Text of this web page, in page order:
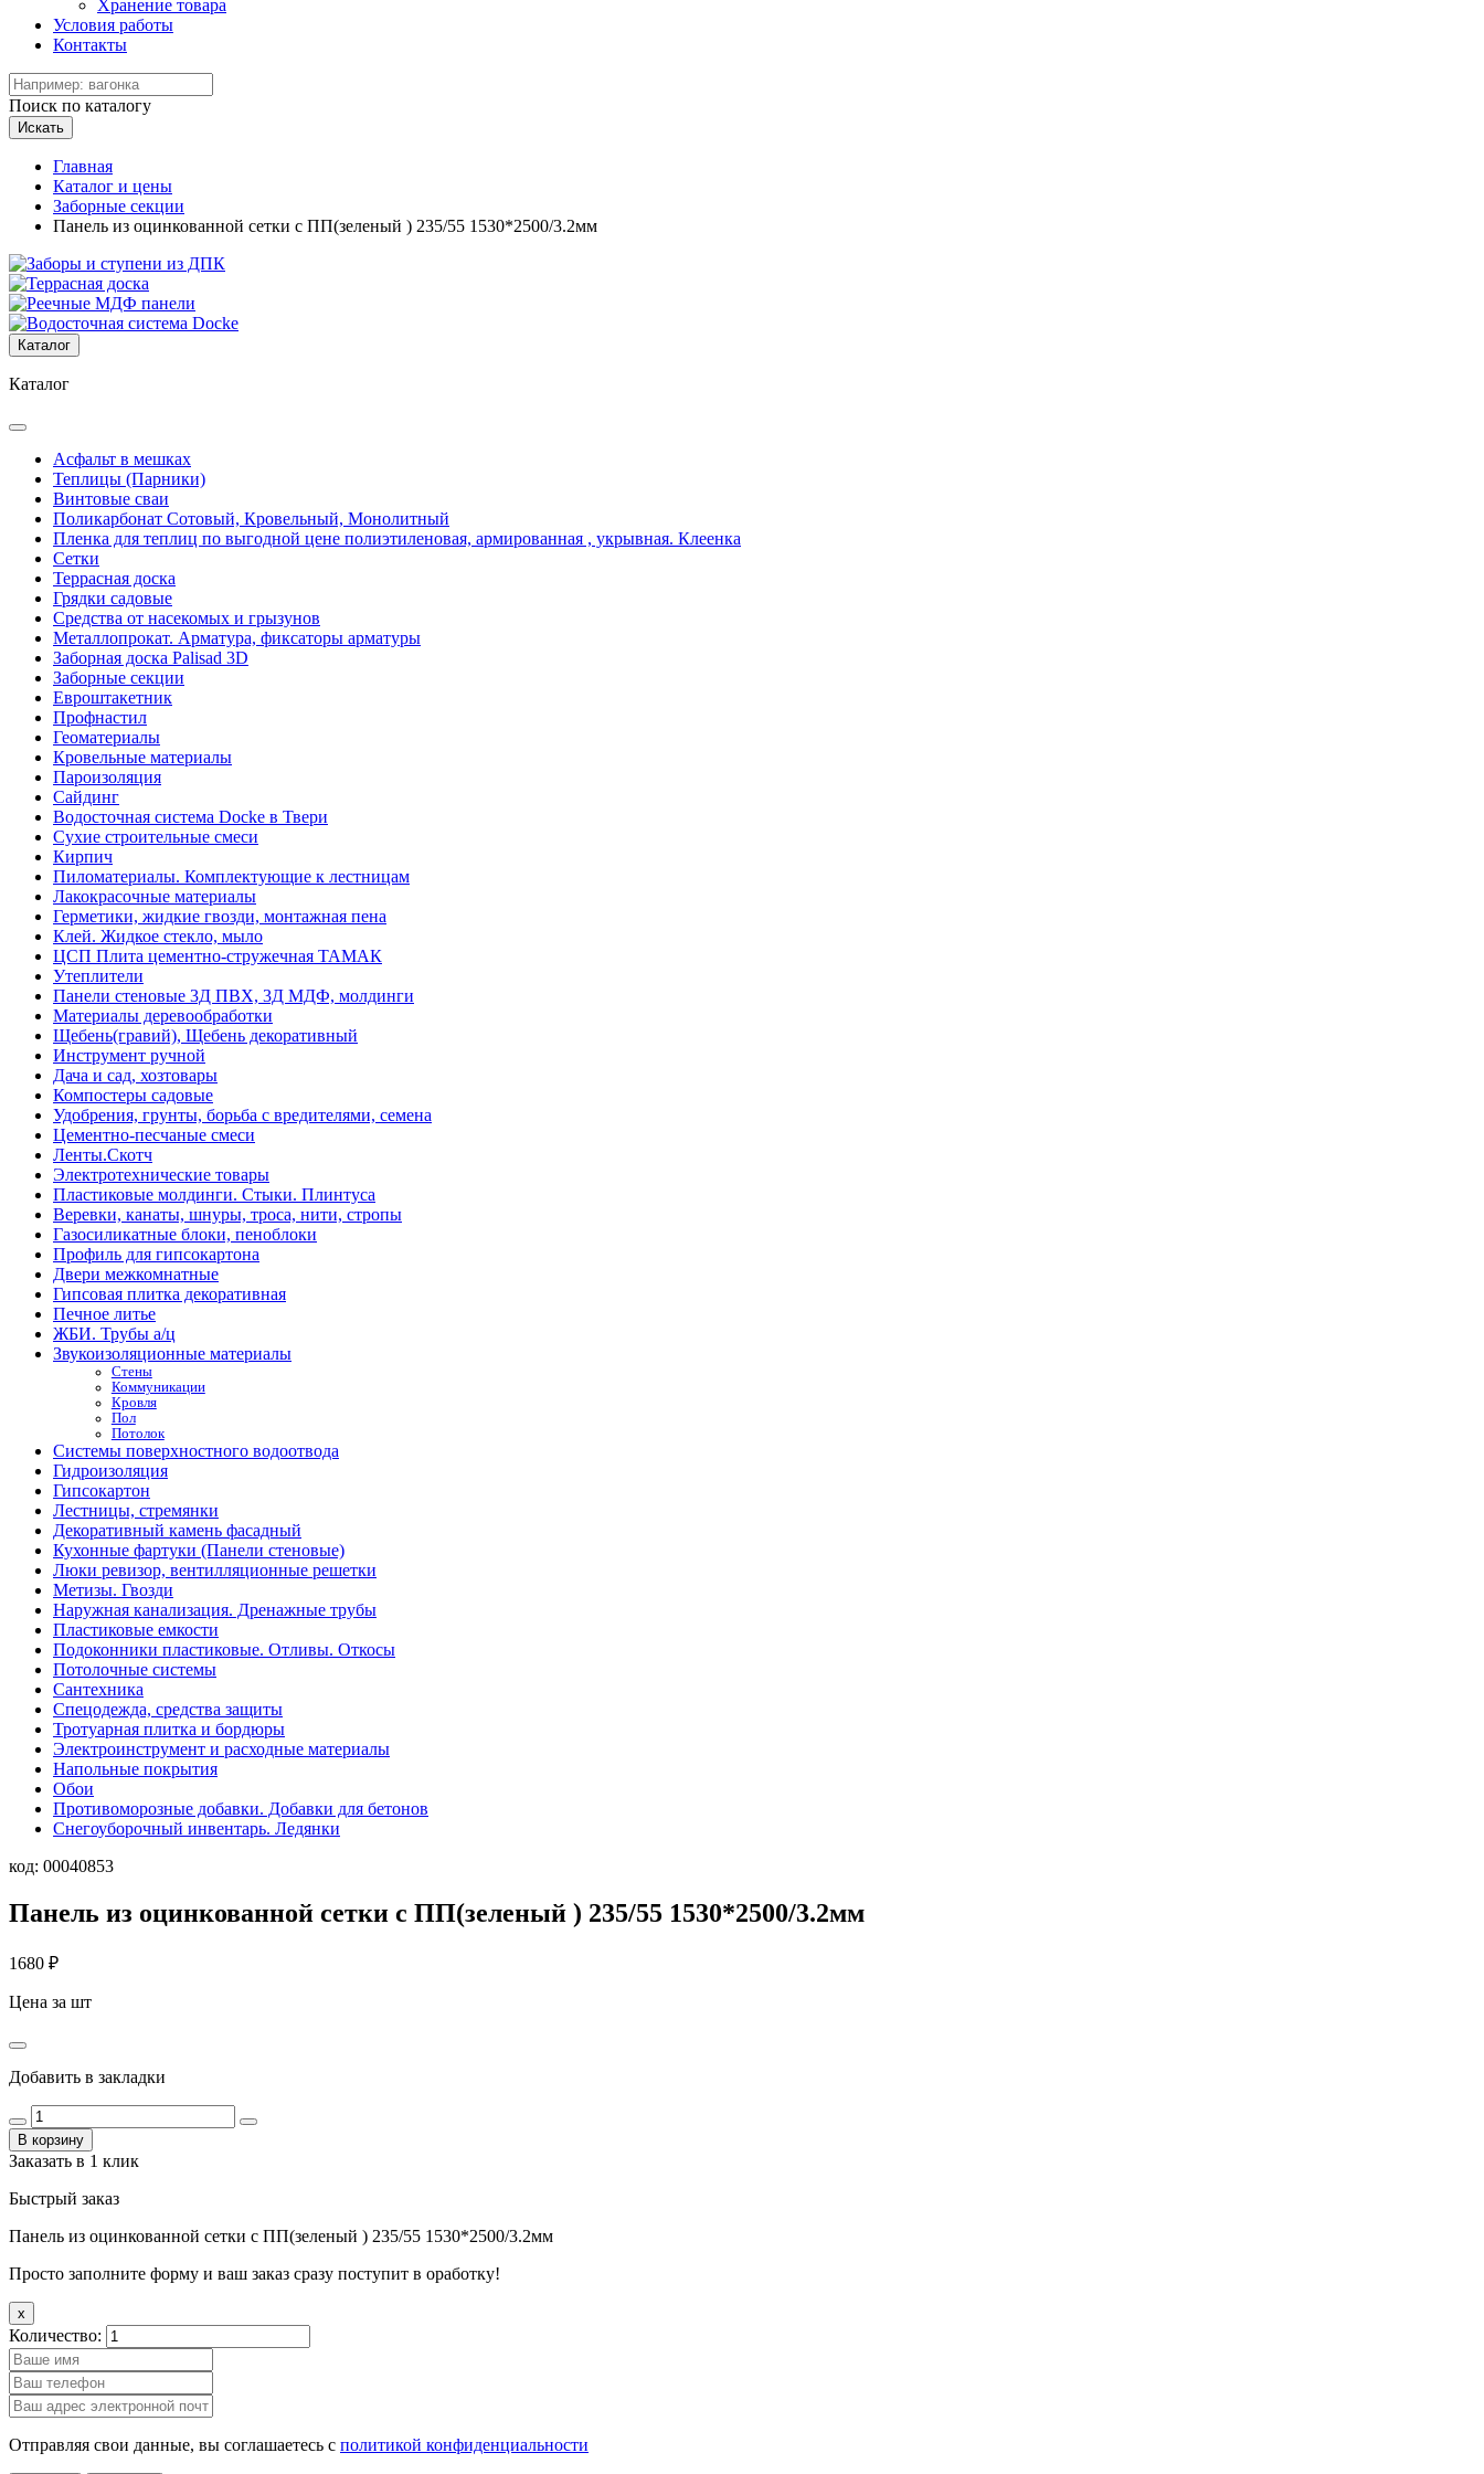
Хранение товара
Условия работы
Контакты
Поиск по каталогу
Искать
Главная
Каталог и цены
Заборные секции
Панель из оцинкованной сетки с ПП(зеленый ) 235/55 1530*2500/3.2мм
Каталог
Каталог
Асфальт в мешках
Теплицы (Парники)
Винтовые сваи
Поликарбонат Сотовый, Кровельный, Монолитный
Пленка для теплиц по выгодной цене полиэтиленовая, армированная , укрывная. Клеенка
Сетки
Террасная доска
Грядки садовые
Средства от насекомых и грызунов
Металлопрокат. Арматура, фиксаторы арматуры
Заборная доска Palisad 3D
Заборные секции
Евроштакетник
Профнастил
Геоматериалы
Кровельные материалы
Пароизоляция
Сайдинг
Водосточная система Docke в Твери
Сухие строительные смеси
Кирпич
Пиломатериалы. Комплектующие к лестницам
Лакокрасочные материалы
Герметики, жидкие гвозди, монтажная пена
Клей. Жидкое стекло, мыло
ЦСП Плита цементно-стружечная ТАМАК
Утеплители
Панели стеновые 3Д ПВХ, 3Д МДФ, молдинги
Материалы деревообработки
Щебень(гравий), Щебень декоративный
Инструмент ручной
Дача и сад, хозтовары
Компостеры садовые
Удобрения, грунты, борьба с вредителями, семена
Цементно-песчаные смеси
Ленты.Скотч
Электротехнические товары
Пластиковые молдинги. Стыки. Плинтуса
Веревки, канаты, шнуры, троса, нити, стропы
Газосиликатные блоки, пеноблоки
Профиль для гипсокартона
Двери межкомнатные
Гипсовая плитка декоративная
Печное литье
ЖБИ. Трубы а/ц
Звукоизоляционные материалы
Стены
Коммуникации
Кровля
Пол
Потолок
Системы поверхностного водоотвода
Гидроизоляция
Гипсокартон
Лестницы, стремянки
Декоративный камень фасадный
Кухонные фартуки (Панели стеновые)
Люки ревизор, вентилляционные решетки
Метизы. Гвозди
Наружная канализация. Дренажные трубы
Пластиковые емкости
Подоконники пластиковые. Отливы. Откосы
Потолочные системы
Сантехника
Спецодежда, средства защиты
Тротуарная плитка и бордюры
Электроинструмент и расходные материалы
Напольные покрытия
Обои
Противоморозные добавки. Добавки для бетонов
Снегоуборочный инвентарь. Ледянки
код: 00040853
Панель из оцинкованной сетки с ПП(зеленый ) 235/55 1530*2500/3.2мм
1680 ₽
Цена за шт
Добавить в закладки
В корзину
Заказать в 1 клик
Быстрый заказ
Панель из оцинкованной сетки с ПП(зеленый ) 235/55 1530*2500/3.2мм
Просто заполните форму и ваш заказ сразу поступит в оработку!
x
Количество:
Отправляя свои данные, вы соглашаетесь с политикой конфиденциальности